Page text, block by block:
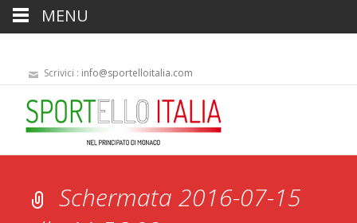
Scrivici : info@sportelloitalia.com
Schermata 2016-07-15
MENU